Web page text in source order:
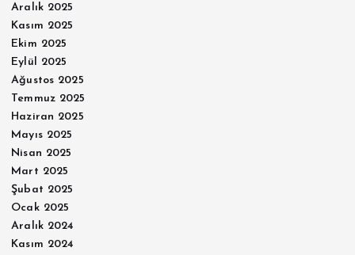
Aralık 2025
Kasım 2025
Ekim 2025
Eylül 2025
Ağustos 2025
Temmuz 2025
Haziran 2025
Mayıs 2025
Nisan 2025
Mart 2025
Şubat 2025
Ocak 2025
Aralık 2024
Kasım 2024